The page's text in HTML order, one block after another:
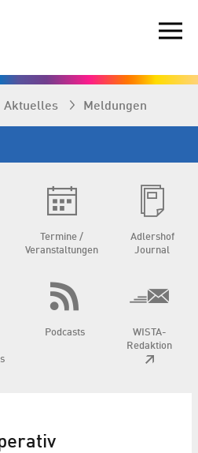
Aktuelles Meldungen
Termine /
Veranstaltungen
Adlershof
Journal
Podcasts
WISTA-
Redaktion